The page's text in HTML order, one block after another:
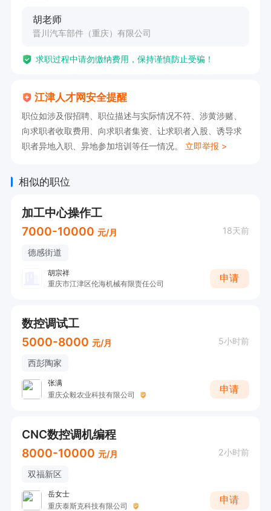
薪资：学徒底薪+加班绩效，学成转正薪资涨幅
胡老师
晋川汽车部件（重庆）有限公司
求职过程中请勿缴纳费用，保持谨慎防止受骗！
江津人才网安全提醒
职位如涉及假招聘、职位描述与实际情况不符、涉黄涉赌、
向求职者收取费用、向求职者集资、让求职者入股、诱导求
职者异地入职、异地参加培训等任一情况。 立即举报 >
相似的职位
加工中心操作工
7000-10000 元/月 18天前
德感街道
胡宗祥
重庆市江津区伦海机械有限责任公司
申请
数控调试工
5000-8000 元/月 5小时前
西彭陶家
张满
重庆众毅农业科技有限公司
申请
CNC数控调机编程
8000-10000 元/月 2小时前
双福新区
岳女士
重庆泰斯克科技有限公司
申请